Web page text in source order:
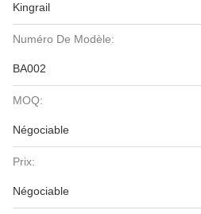
Kingrail
Numéro De Modèle:
BA002
MOQ:
Négociable
Prix:
Négociable